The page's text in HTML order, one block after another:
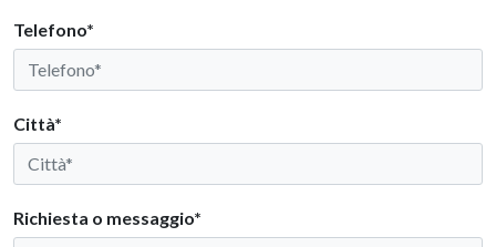
Telefono*
Città*
Richiesta o messaggio*